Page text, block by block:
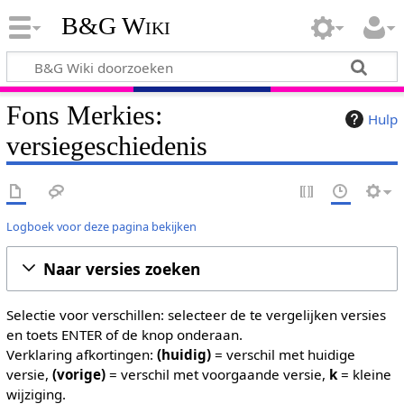
B&G Wiki
Hulp
Fons Merkies:
versiegeschiedenis
Logboek voor deze pagina bekijken
Naar versies zoeken
Selectie voor verschillen: selecteer de te vergelijken versies
en toets ENTER of de knop onderaan.
Verklaring afkortingen: (huidig)= verschil met huidige
versie, (vorige)= verschil met voorgaande versie, k= kleine
wijziging.